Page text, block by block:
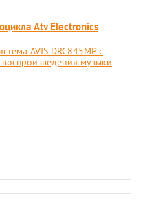
Atv Electronics
AVIS DRC845MP с
музыки